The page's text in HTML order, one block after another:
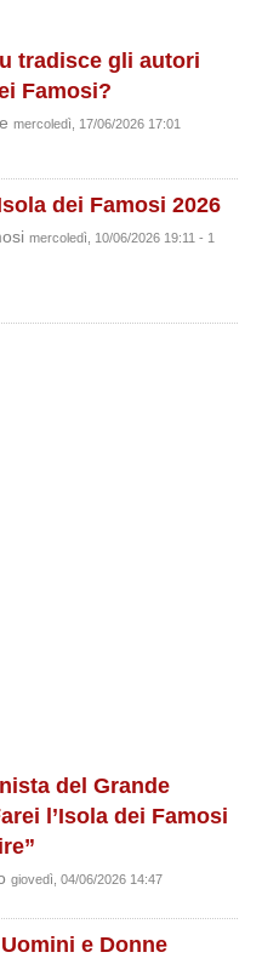
tradisce gli autori
Famosi?
mercoledì, 17/06/2026 17:01
dei Famosi 2026
mercoledì, 10/06/2026 19:11 - 1
del Grande
l’Isola dei Famosi
giovedì, 04/06/2026 14:47
e Donne